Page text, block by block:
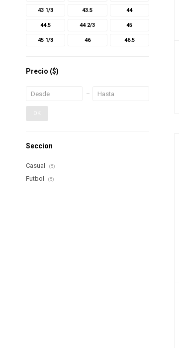
43 1/3 43.5 44
44.5 44 2/3 45
45 1/3 46 46.5
Precio ($)
OK
Seccion
Casual (5)
Futbol (5)